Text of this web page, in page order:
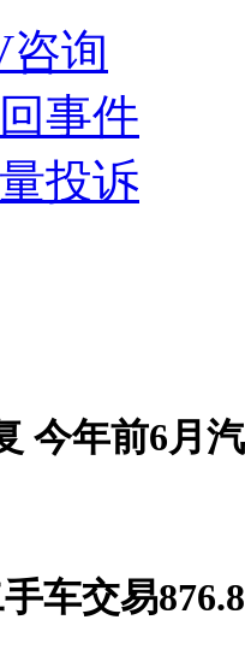
咨询
事件
投诉
今年前6月
车交易